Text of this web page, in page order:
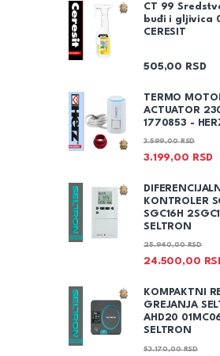
CT 99
buđi i gljivica
CERESIT
505,00 RSD
TERMO
ACTUATOR
1770853 -
3.199,00 RSD
3.599,00RSD
DIFERENCIJALNI
KONTROLER
SGC16H
SELTRON
24.500,00
25.940,00RSD
KOMPAKTNI
GREJANJA
AHD20
SELTRON
53.170,00RSD